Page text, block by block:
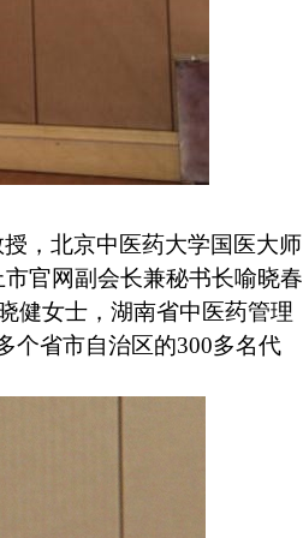
，北京中医药大学国医大师
官网副会长兼秘书长喻晓春
健女士，湖南省中医药管理
个省市自治区的300多名代